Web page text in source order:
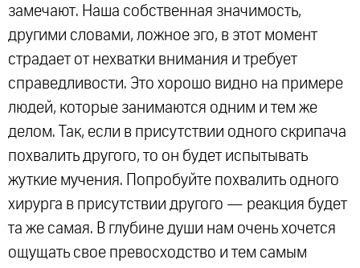
замечают. Наша собственная значимость,
другими словами, ложное эго, в этот момент
страдает от нехватки внимания и требует
справедливости. Это хорошо видно на примере
людей, которые занимаются одним и тем же
делом. Так, если в присутствии одного скрипача
похвалить другого, то он будет испытывать
жуткие мучения. Попробуйте похвалить одного
хирурга в присутствии другого — реакция будет
та же самая. В глубине души нам очень хочется
ощущать свое превосходство и тем самым